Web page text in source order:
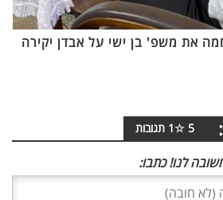
את משפ' בן ישי על אבדן יקירה
5
☆
1 תגובות
לנו! כתבו: